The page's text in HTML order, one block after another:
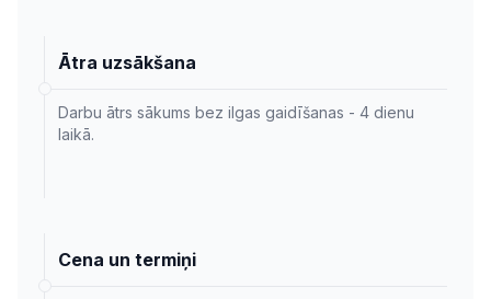
Ātra uzsākšana
Darbu ātrs sākums bez ilgas gaidīšanas - 4 dienu
laikā.
Cena un termiņi